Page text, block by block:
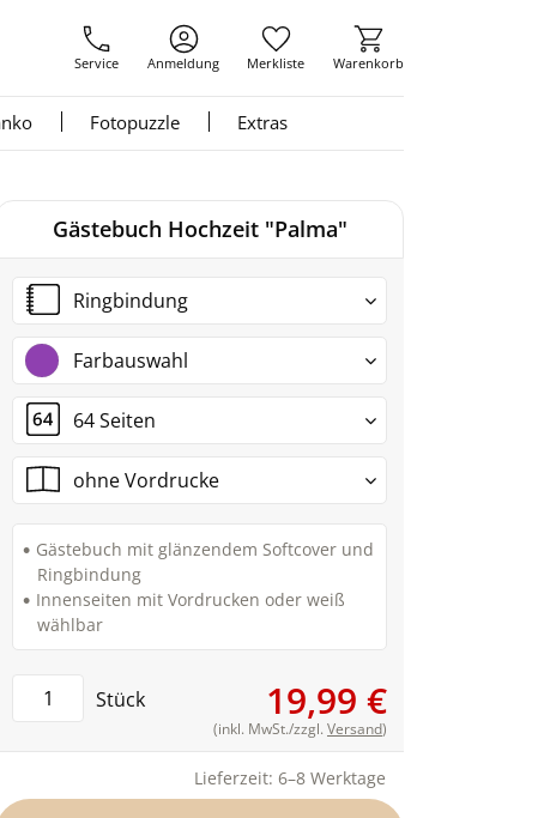
Service Anmeldung Merkliste Warenkorb
Fotopuzzle Extras
Gästebuch Hochzeit "Palma"
Ringbindung
Farbauswahl
64 Seiten
ohne Vordrucke
Gästebuch mit glänzendem Softcover und
Ringbindung
Innenseiten mit Vordrucken oder weiß
wählbar
Stück 19,99 €
(inkl. MwSt./zzgl. Versand)
Lieferzeit: 6–8 Werktage